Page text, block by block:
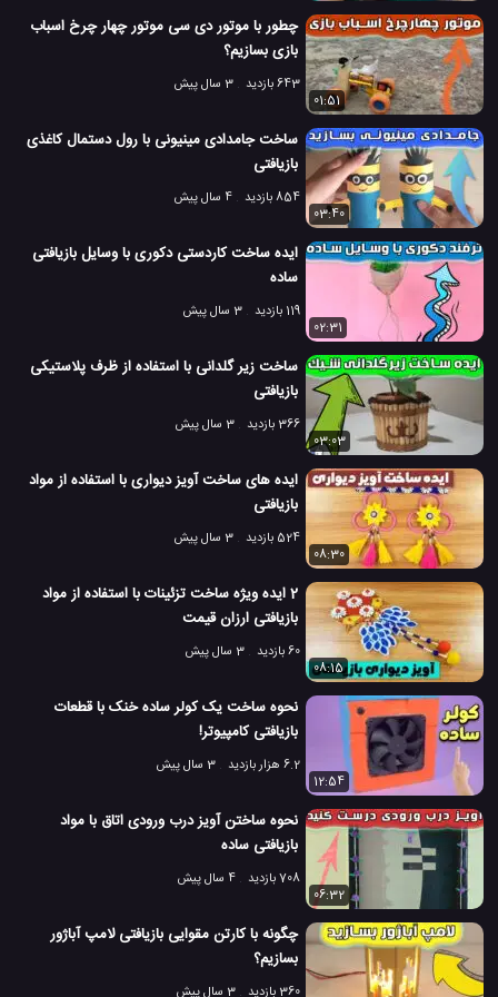
چطور با موتور دی سی موتور چهار چرخ اسباب
بازی بسازیم؟
643 بازدید
3 سال پیش
01:51
ساخت جامدادی مینیونی با رول دستمال کاغذی
بازیافتی
854 بازدید
4 سال پیش
03:40
ایده ساخت کاردستی دکوری با وسایل بازیافتی
ساده
119 بازدید
3 سال پیش
02:31
ساخت زیر گلدانی با استفاده از ظرف پلاستیکی
بازیافتی
366 بازدید
3 سال پیش
03:03
ایده های ساخت آویز دیواری با استفاده از مواد
بازیافتی
524 بازدید
3 سال پیش
08:30
2 ایده ویژه ساخت تزئینات با استفاده از مواد
بازیافتی ارزان قیمت
60 بازدید
3 سال پیش
08:15
نحوه ساخت یک کولر ساده خنک با قطعات
بازیافتی کامپیوتر!
6.2 هزار بازدید
3 سال پیش
12:54
نحوه ساختن آویز درب ورودی اتاق با مواد
بازیافتی ساده
708 بازدید
4 سال پیش
06:32
چگونه با کارتن مقوایی بازیافتی لامپ آباژور
بسازیم؟
360 بازدید 3 سال پیش